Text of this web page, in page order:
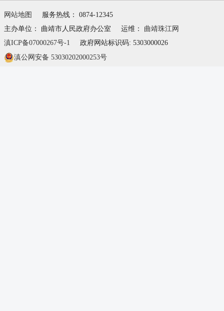
网站地图
服务热线： 0874-12345
主办单位： 曲靖市人民政府办公室
运维： 曲靖珠江网
滇ICP备07000267号-1
政府网站标识码: 5303000026
滇公网安备 53030202000253号